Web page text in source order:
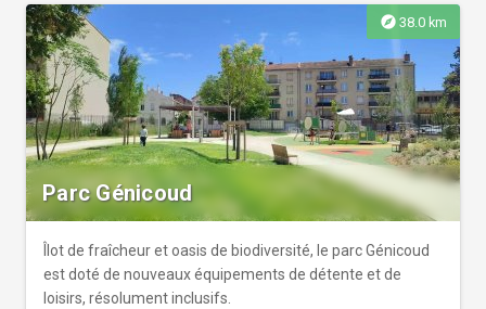
explore 38.0 km
Parc Génicoud
Îlot de fraîcheur et oasis de biodiversité, le parc Génicoud
est doté de nouveaux équipements de détente et de
loisirs, résolument inclusifs.